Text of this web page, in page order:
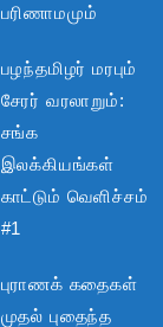
பரிணாமமும்
பழந்தமிழர் மரபும்
சேரர் வரலாறும்:
சங்க
இலக்கியங்கள்
காட்டும் வெளிச்சம்
#1
புராணக் கதைகள்
முதல் புதைந்த